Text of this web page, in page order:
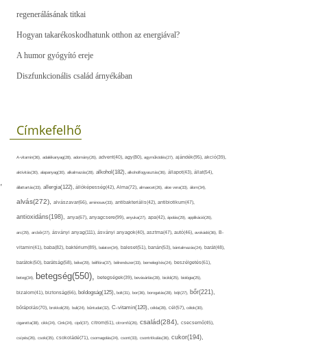
regenerálásának titkai
Hogyan takarékoskodhatunk otthon az energiával?
A humor gyógyító ereje
Diszfunkcionális család árnyékában
Címkefelhő
A-vitamin(36), adalékanyag(28), adomány(26), advent(40), agy(80), agyműködés(27), ajándék(95), akció(39),
aktivitás(30), alapanyag(30), alkalmazás(28), alkohol(182), alkoholfogyasztás(36), állapot(43), állat(54),
állattartás(33), allergia(122), állóképesség(42), Alma(72), almaecet(26), aloe vera(33), álom(34),
alvás(272), alvászavar(66), aminosav(33), antibakteriális(42), antibiotikum(47),
antioxidáns(198), anya(67), anyagcsere(99), anyuka(27), apa(42), ápolás(29), applikáció(26),
arc(29), arcbőr(27), ásványi anyag(111), ásványi anyagok(40), asztma(47), autó(46), avokádó(36), B-
vitamin(41), baba(82), baktérium(89), balaton(34), baleset(51), banán(53), bántalmazás(24), barát(48),
barátok(50), barátság(58), béke(29), bélflóra(37), bélrendszer(33), bemelegítés(24), beszélgetés(61),
beteg(34), betegség(550), betegségek(39), bevásárlás(28), bicikli(25), biológia(25),
bizalom(41), biztonság(66), boldogság(125), bolt(31), bor(36), borogatás(28), böjt(27), bőr(221),
bőrápolás(70), brokkoli(29), buli(24), bűntudat(32), C-vitamin(120), cékla(28), cél(57), célok(30),
cigaretta(38), cikk(24), Cink(24), cipő(37), citrom(61), citromfű(26), család(284), csecsemő(45),
csípés(26), csoki(35), csokoládé(71), csomagolás(24), csont(33), csontritkulás(36), cukor(194),